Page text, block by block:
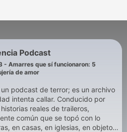
Podcast
- Amarres que sí funcionaron: 5
de amor
podcast de terror; es un archivo
callar. Conducido por
reales de traileros,
común que se topó con lo
en casas, en iglesias, en objetos,